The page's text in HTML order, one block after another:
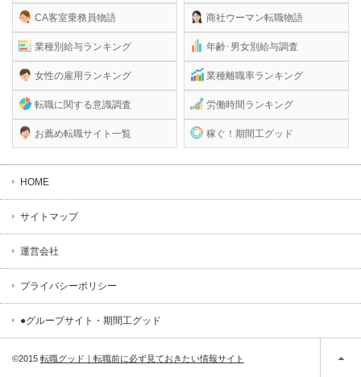
CA客室乗務員物語
業種別給与ランキング
女性の雇用ランキング
転職に関する意識調査
お薦め転職サイト一覧
商社ウーマン転職物語
年齢･男女別給与調査
業種離職率ランキング
労働時間ランキング
稼ぐ！期間工グッド
HOME
サイトマップ
運営会社
プライバシーポリシー
●グループサイト・期間工グッド
©2015 転職グッド｜転職前に必ず見ておきたい情報サイト